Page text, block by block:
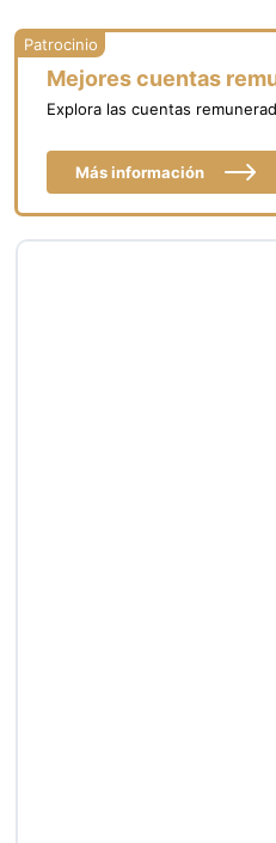
Mejores cuentas
Explora las cuentas
Más información